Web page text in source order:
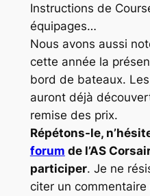
Instructions de
équipages…
Nous avons aussi
cette année la
bord de bateaux.
auront déjà
remise des prix.
Répétons-le,
forum de l’AS
participer. Je ne
citer un commentaire